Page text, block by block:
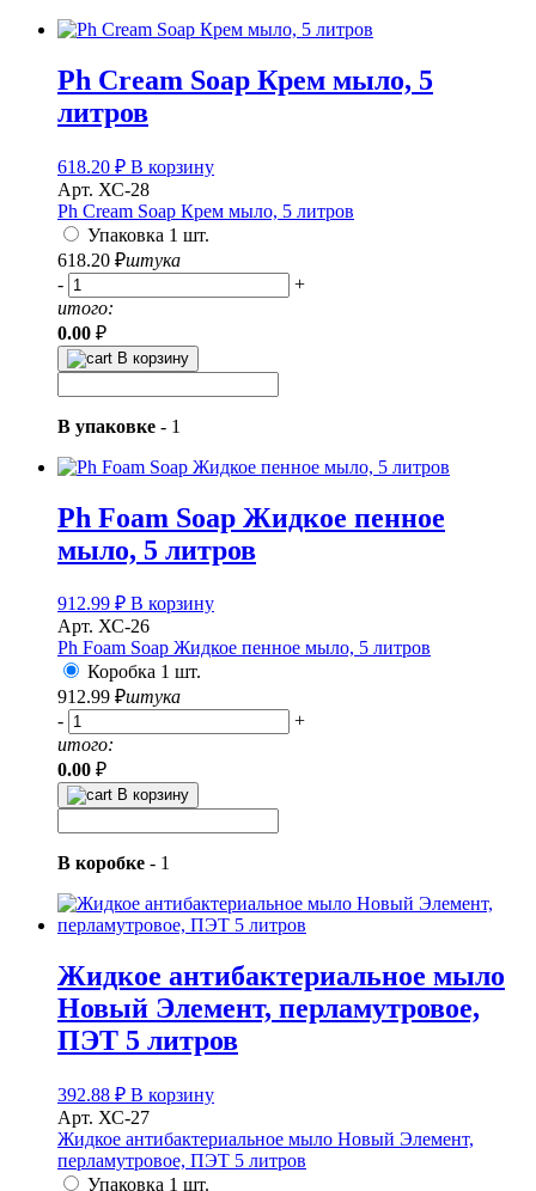
Ph Cream Soap Крем мыло, 5
литров
618.20 ₽ В корзину
Арт. ХС-28
Ph Cream Soap Крем мыло, 5 литров
Упаковка 1 шт.
618.20 ₽штука
-
+
итого:
0.00 ₽
В корзину
В упаковке - 1
Ph Foam Soap Жидкое пенное
мыло, 5 литров
912.99 ₽ В корзину
Арт. ХС-26
Ph Foam Soap Жидкое пенное мыло, 5 литров
Коробка 1 шт.
912.99 ₽штука
-
+
итого:
0.00 ₽
В корзину
В коробке - 1
Жидкое антибактериальное мыло
Новый Элемент, перламутровое,
ПЭТ 5 литров
392.88 ₽ В корзину
Арт. ХС-27
Жидкое антибактериальное мыло Новый Элемент,
перламутровое, ПЭТ 5 литров
Упаковка 1 шт.